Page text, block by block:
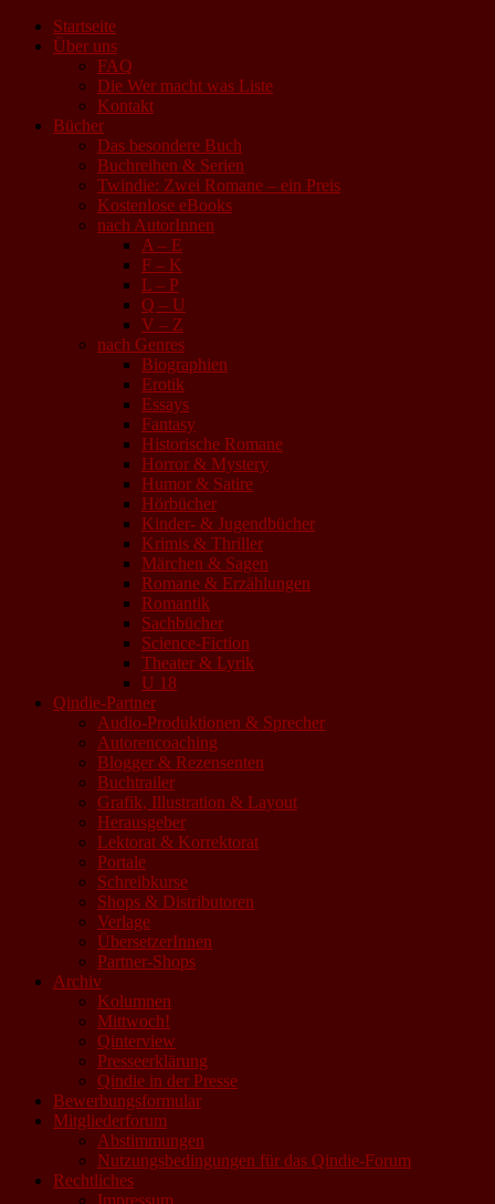
Startseite
Über uns
FAQ
Die Wer macht was Liste
Kontakt
Bücher
Das besondere Buch
Buchreihen & Serien
Twindie: Zwei Romane – ein Preis
Kostenlose eBooks
nach AutorInnen
A – E
F – K
L – P
Q – U
V – Z
nach Genres
Biographien
Erotik
Essays
Fantasy
Historische Romane
Horror & Mystery
Humor & Satire
Hörbücher
Kinder- & Jugendbücher
Krimis & Thriller
Märchen & Sagen
Romane & Erzählungen
Romantik
Sachbücher
Science-Fiction
Theater & Lyrik
U 18
Qindie-Partner
Audio-Produktionen & Sprecher
Autorencoaching
Blogger & Rezensenten
Buchtrailer
Grafik, Illustration & Layout
Herausgeber
Lektorat & Korrektorat
Portale
Schreibkurse
Shops & Distributoren
Verlage
ÜbersetzerInnen
Partner-Shops
Archiv
Kolumnen
Mittwoch!
Qinterview
Presseerklärung
Qindie in der Presse
Bewerbungsformular
Mitgliederforum
Abstimmungen
Nutzungsbedingungen für das Qindie-Forum
Rechtliches